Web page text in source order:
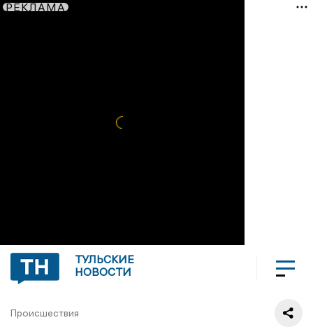
РЕКЛАМА
ТУЛЬСКИЕ
НОВОСТИ
Происшествия